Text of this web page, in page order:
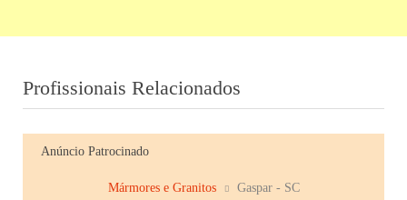
Profissionais Relacionados
Anúncio Patrocinado
Mármores e Granitos Gaspar - SC